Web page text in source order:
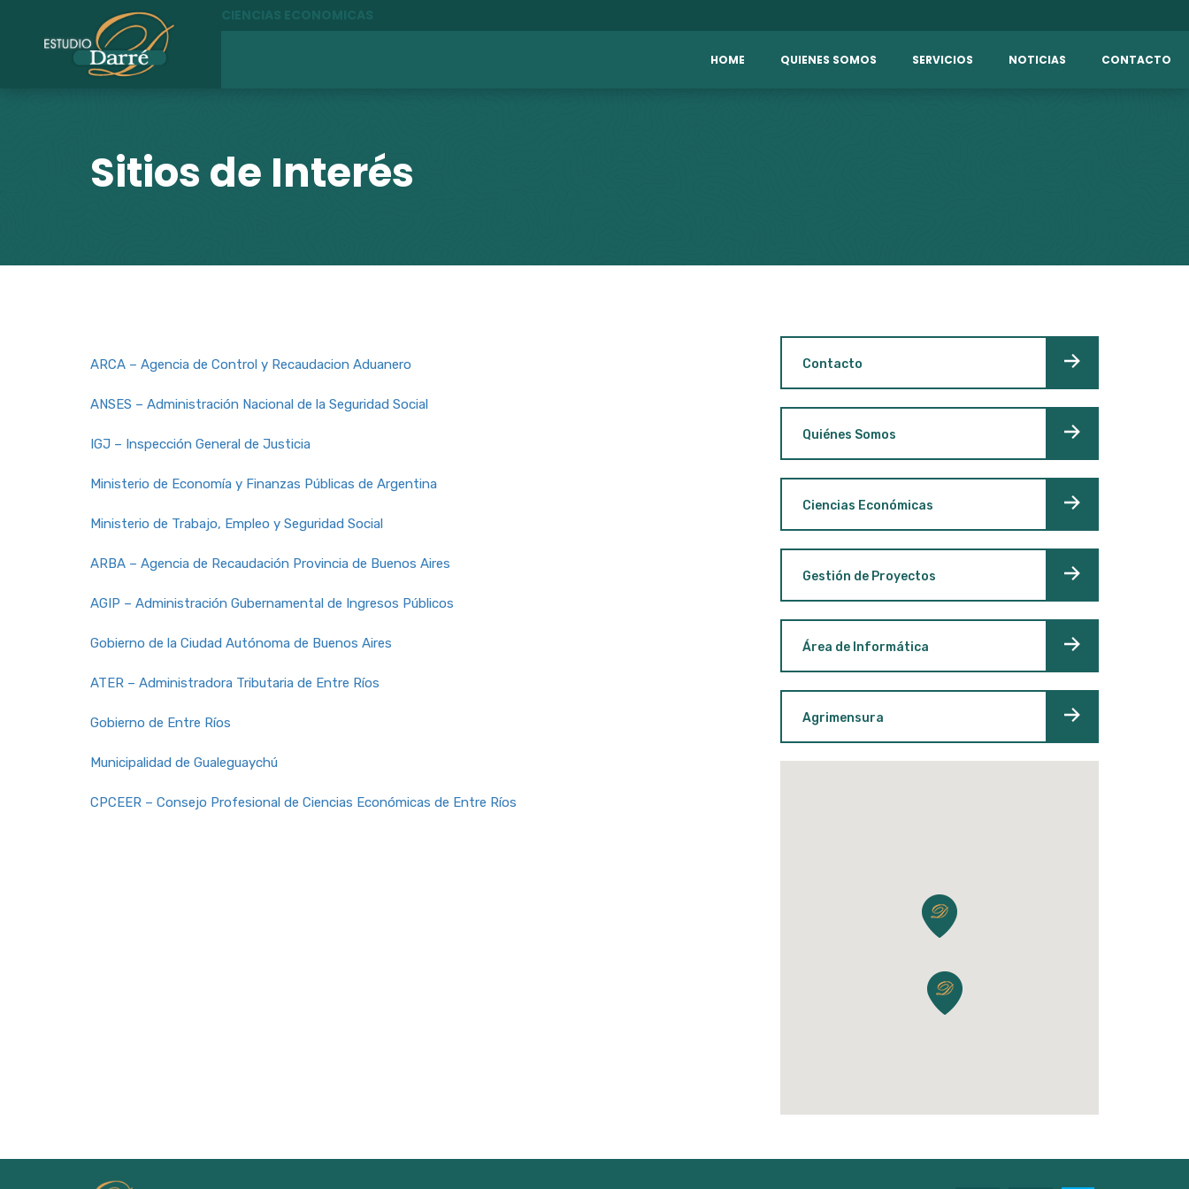
HOME QUIENES SOMOS SERVICIOS NOTICIAS CONTACTO
Sitios de Interés
ARCA – Agencia de Control y Recaudacion Aduanero
ANSES – Administración Nacional de la Seguridad Social
IGJ – Inspección General de Justicia
Ministerio de Economía y Finanzas Públicas de Argentina
Ministerio de Trabajo, Empleo y Seguridad Social
ARBA – Agencia de Recaudación Provincia de Buenos Aires
AGIP – Administración Gubernamental de Ingresos Públicos
Gobierno de la Ciudad Autónoma de Buenos Aires
ATER – Administradora Tributaria de Entre Ríos
Gobierno de Entre Ríos
Municipalidad de Gualeguaychú
CPCEER – Consejo Profesional de Ciencias Económicas de Entre Ríos
Contacto
Quiénes Somos
Ciencias Económicas
Gestión de Proyectos
Área de Informática
Agrimensura